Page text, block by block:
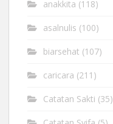
anakkita (118)
asalnulis (100)
biarsehat (107)
caricara (211)
Catatan Sakti (35)